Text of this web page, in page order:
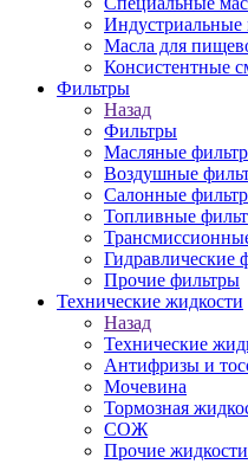
Индустриальные
Масла для
Консистентные
Фильтры
Назад
Фильтры
Масляные
Воздушные
Салонные
Топливные
Гидравлические
Прочие фильтры
Технические жидкости
Назад
Технические
Антифризы и
Мочевина
Тормозная
СОЖ
Прочие жидкости